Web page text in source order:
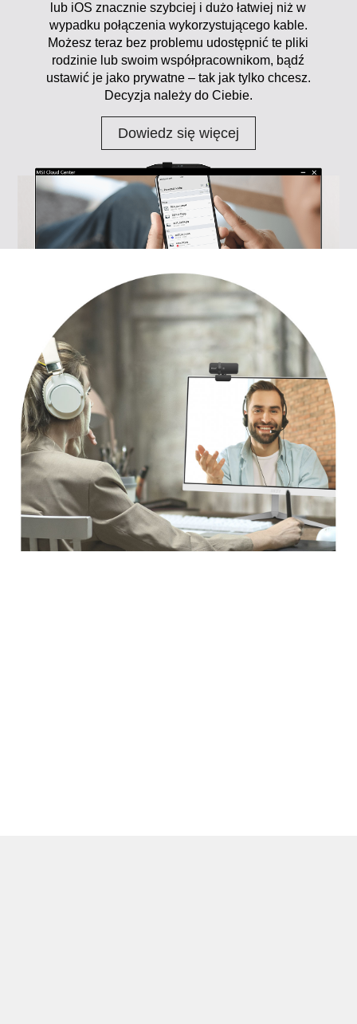
lub iOS znacznie szybciej i dużo łatwiej niż w
wypadku połączenia wykorzystującego kable.
Możesz teraz bez problemu udostępnić te pliki
rodzinie lub swoim współpracownikom, bądź
ustawić je jako prywatne – tak jak tylko chcesz.
Decyzja należy do Ciebie.
Dowiedz się więcej